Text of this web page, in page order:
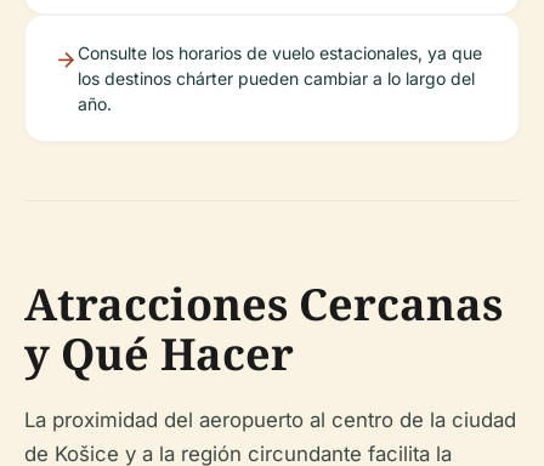
Consulte los horarios de vuelo estacionales, ya que
los destinos chárter pueden cambiar a lo largo del
año.
Atracciones Cercanas
y Qué Hacer
La proximidad del aeropuerto al centro de la ciudad
de Košice y a la región circundante facilita la